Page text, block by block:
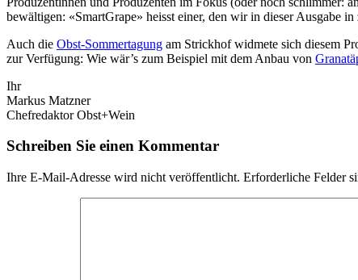
bewältigen: «SmartGrape» heisst einer, den wir in dieser Ausgabe
Auch die Obst-Sommertagung am Strickhof widmete sich diesem
zur Verfügung: Wie wär’s zum Beispiel mit dem Anbau von
Ihr
Markus Matzner
Chefredaktor Obst+Wein
Schreiben Sie einen Kommentar
Ihre E-Mail-Adresse wird nicht veröffentlicht. Erforderliche Felder